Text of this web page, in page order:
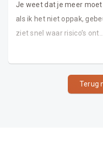
Je weet dat je meer
als ik het niet oppak,
ziet snel waar risico’s ont...
Terug